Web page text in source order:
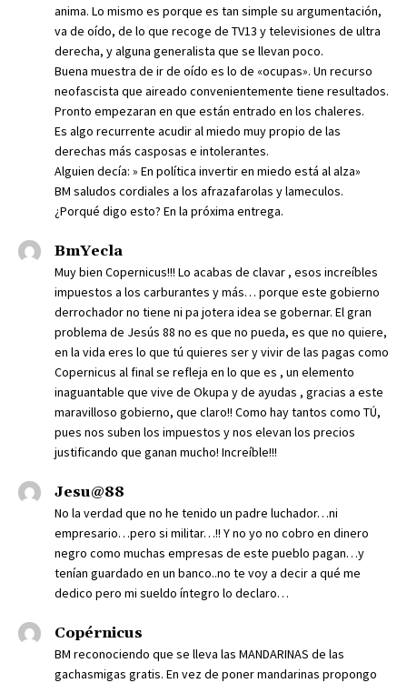
anima. Lo mismo es porque es tan simple su argumentación,
va de oído, de lo que recoge de TV13 y televisiones de ultra
derecha, y alguna generalista que se llevan poco.
Buena muestra de ir de oído es lo de «ocupas». Un recurso
neofascista que aireado convenientemente tiene resultados.
Pronto empezaran en que están entrado en los chaleres.
Es algo recurrente acudir al miedo muy propio de las
derechas más casposas e intolerantes.
Alguien decía: » En política invertir en miedo está al alza»
BM saludos cordiales a los afrazafarolas y lameculos.
¿Porqué digo esto? En la próxima entrega.
BmYecla
Muy bien Copernicus!!! Lo acabas de clavar , esos increíbles
impuestos a los carburantes y más… porque este gobierno
derrochador no tiene ni pa jotera idea se gobernar. El gran
problema de Jesús 88 no es que no pueda, es que no quiere,
en la vida eres lo que tú quieres ser y vivir de las pagas como
Copernicus al final se refleja en lo que es , un elemento
inaguantable que vive de Okupa y de ayudas , gracias a este
maravilloso gobierno, que claro!! Como hay tantos como TÚ,
pues nos suben los impuestos y nos elevan los precios
justificando que ganan mucho! Increíble!!!
Jesu@88
No la verdad que no he tenido un padre luchador…ni
empresario…pero si militar…!! Y no yo no cobro en dinero
negro como muchas empresas de este pueblo pagan…y
tenían guardado en un banco..no te voy a decir a qué me
dedico pero mi sueldo íntegro lo declaro…
Copérnicus
BM reconociendo que se lleva las MANDARINAS de las
gachasmigas gratis. En vez de poner mandarinas propongo